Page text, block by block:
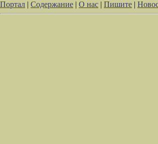
Портал | Содержание | О нас | Пишите |